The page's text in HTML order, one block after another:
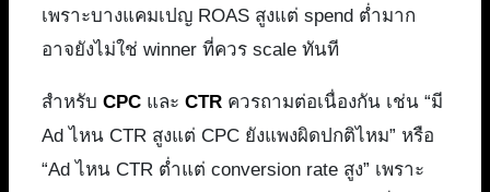
เพราะบางแคมเปญ ROAS สูงแต่ spend ต่ำมาก
อาจยังไม่ใช่ winner ที่ควร scale ทันที
สำหรับ CPC และ CTR ควรถามต่อเนื่องกัน เช่น “มี
Ad ไหน CTR สูงแต่ CPC ยังแพงผิดปกติไหม” หรือ
“Ad ไหน CTR ต่ำแต่ conversion rate สูง” เพราะ